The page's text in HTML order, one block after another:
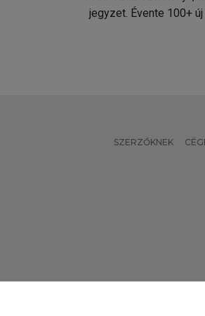
jegyzet. Évente 100+ új
SZERZŐKNEK